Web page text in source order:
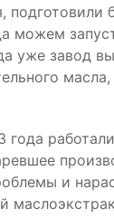
можем
уже завод
и